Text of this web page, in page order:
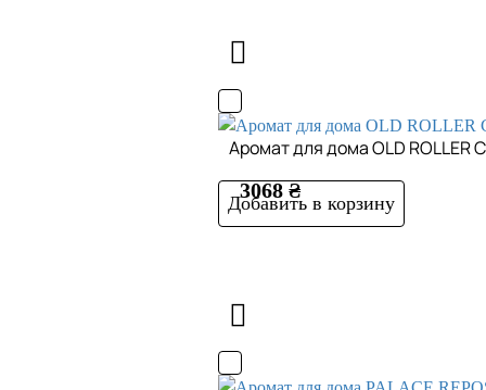
Аромат для дома OLD ROLLER
3068 ₴
Добавить в корзину